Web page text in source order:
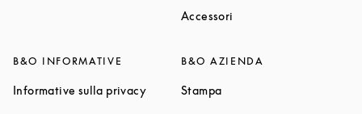
Accessori
B&O INFORMATIVE
Informative sulla privacyLink Opens in New Tab
B&O AZIENDA
StampaLink Opens in New Tab